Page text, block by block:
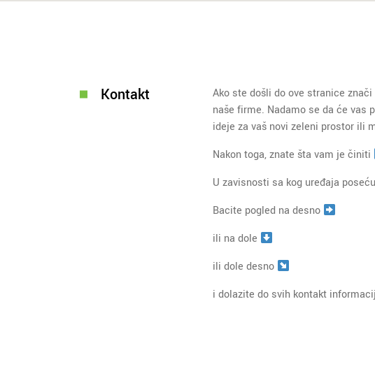
Kontakt
Ako ste došli do ove stranice
naše firme. Nadamo se da će
ideje za vaš novi zeleni prostor ili
Nakon toga, znate šta vam je činiti
U zavisnosti sa kog uređaja
Bacite pogled na desno
ili na dole
ili dole desno
i dolazite do svih kontakt